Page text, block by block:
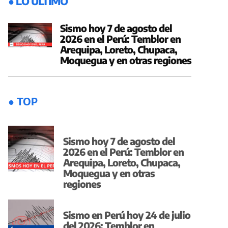
Sismo hoy 7 de agosto del
2026 en el Perú: Temblor en
Arequipa, Loreto, Chupaca,
Moquegua y en otras regiones
● TOP
Sismo hoy 7 de agosto del
2026 en el Perú: Temblor en
Arequipa, Loreto, Chupaca,
Moquegua y en otras
regiones
Sismo en Perú hoy 24 de julio
del 2026: Temblor en